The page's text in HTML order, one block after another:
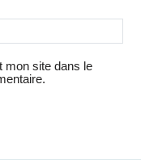
mon site dans le